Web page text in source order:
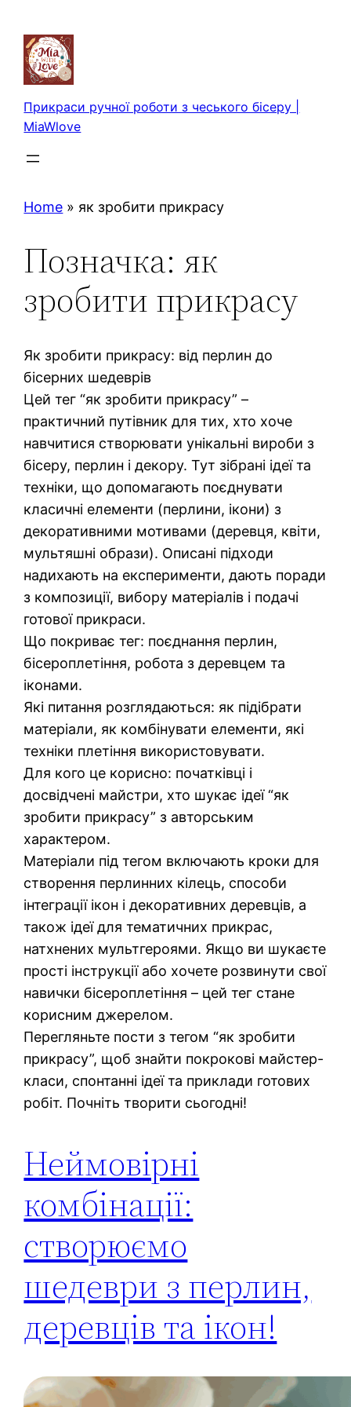
вмісту
Прикраси ручної роботи з чеського бісеру |
MiaWlove
Home » як зробити прикрасу
Позначка: як
зробити прикрасу
Як зробити прикрасу: від перлин до
бісерних шедеврів
Цей тег “як зробити прикрасу” –
практичний путівник для тих, хто хоче
навчитися створювати унікальні вироби з
бісеру, перлин і декору. Тут зібрані ідеї та
техніки, що допомагають поєднувати
класичні елементи (перлини, ікони) з
декоративними мотивами (деревця, квіти,
мультяшні образи). Описані підходи
надихають на експерименти, дають поради
з композиції, вибору матеріалів і подачі
готової прикраси.
Що покриває тег: поєднання перлин,
бісероплетіння, робота з деревцем та
іконами.
Які питання розглядаються: як підібрати
матеріали, як комбінувати елементи, які
техніки плетіння використовувати.
Для кого це корисно: початківці і
досвідчені майстри, хто шукає ідеї “як
зробити прикрасу” з авторським
характером.
Матеріали під тегом включають кроки для
створення перлинних кілець, способи
інтеграції ікон і декоративних деревців, а
також ідеї для тематичних прикрас,
натхнених мультгероями. Якщо ви шукаєте
прості інструкції або хочете розвинути свої
навички бісероплетіння – цей тег стане
корисним джерелом.
Перегляньте пости з тегом “як зробити
прикрасу”, щоб знайти покрокові майстер-
класи, спонтанні ідеї та приклади готових
робіт. Почніть творити сьогодні!
Неймовірні
комбінації:
створюємо
шедеври з перлин,
деревців та ікон!